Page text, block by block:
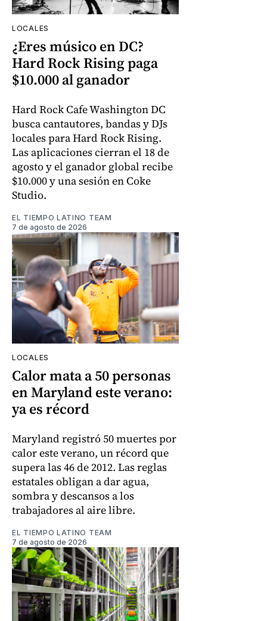
LOCALES
¿Eres músico en DC?
Hard Rock Rising paga
$10.000 al ganador
Hard Rock Cafe Washington DC
busca cantautores, bandas y DJs
locales para Hard Rock Rising.
Las aplicaciones cierran el 18 de
agosto y el ganador global recibe
$10.000 y una sesión en Coke
Studio.
EL TIEMPO LATINO TEAM
7 de agosto de 2026
LOCALES
Calor mata a 50 personas
en Maryland este verano:
ya es récord
Maryland registró 50 muertes por
calor este verano, un récord que
supera las 46 de 2012. Las reglas
estatales obligan a dar agua,
sombra y descansos a los
trabajadores al aire libre.
EL TIEMPO LATINO TEAM
7 de agosto de 2026